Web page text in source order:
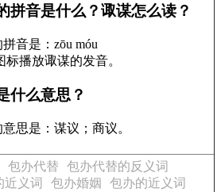
拼音是什么？诹谋怎么读？
音是：zōu móu
标播放诹谋的发音。
什么意思？
思是：谋议；商议。
包办代替
包办代替的反义词
近义词
包办婚姻
包办的近义词